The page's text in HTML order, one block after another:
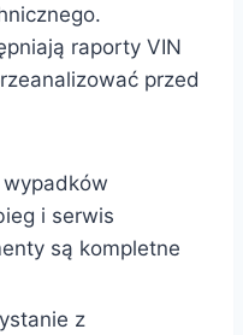
raporty VIN
przed
i serwis
są kompletne
z